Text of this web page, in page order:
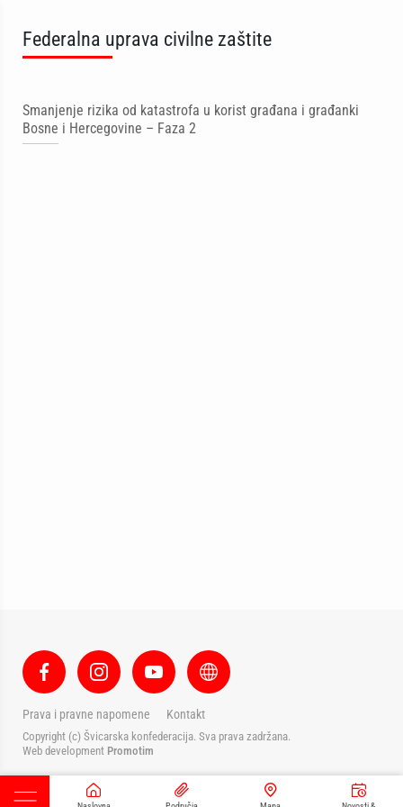
Federalna uprava civilne zaštite
Smanjenje rizika od katastrofa u korist građana i građanki
Bosne i Hercegovine – Faza 2
Prava i pravne napomene Kontakt
Copyright (c) Švicarska konfederacija. Sva prava zadržana.
Web development Promotim